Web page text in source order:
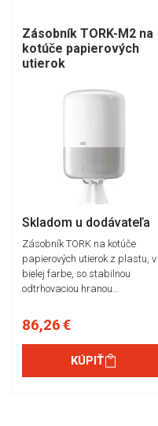
Zásobník TORK-M2 na
kotúče papierových
utierok
Skladom u dodávateľa
Zásobník TORK na kotúče
papierových utierok z plastu, v
bielej farbe, so stabilnou
odtrhovaciou hranou…
86,26 €
KÚPIŤ